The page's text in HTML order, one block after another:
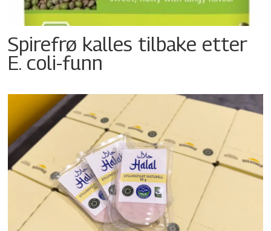
Spirefrø kalles tilbake etter
E. coli-funn